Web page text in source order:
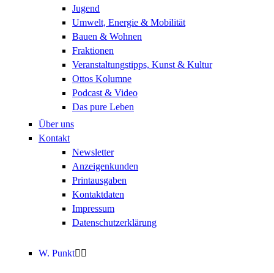
Jugend
Umwelt, Energie & Mobilität
Bauen & Wohnen
Fraktionen
Veranstaltungstipps, Kunst & Kultur
Ottos Kolumne
Podcast & Video
Das pure Leben
Über uns
Kontakt
Newsletter
Anzeigenkunden
Printausgaben
Kontaktdaten
Impressum
Datenschutzerklärung
W. Punkt